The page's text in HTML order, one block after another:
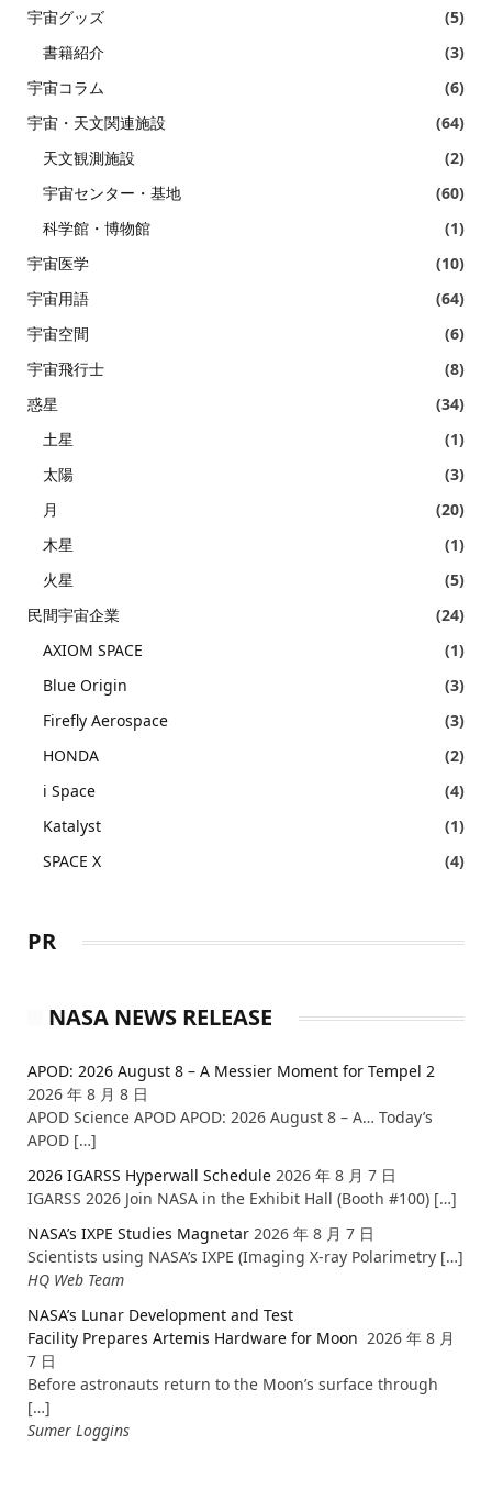
宇宙グッズ
(5)
書籍紹介
(3)
宇宙コラム
(6)
宇宙・天文関連施設
(64)
天文観測施設
(2)
宇宙センター・基地
(60)
科学館・博物館
(1)
宇宙医学
(10)
宇宙用語
(64)
宇宙空間
(6)
宇宙飛行士
(8)
惑星
(34)
土星
(1)
太陽
(3)
月
(20)
木星
(1)
火星
(5)
民間宇宙企業
(24)
AXIOM SPACE
(1)
Blue Origin
(3)
Firefly Aerospace
(3)
HONDA
(2)
i Space
(4)
Katalyst
(1)
SPACE X
(4)
PR
NASA NEWS RELEASE
APOD: 2026 August 8 – A Messier Moment for Tempel 2
2026 年 8 月 8 日
APOD Science APOD APOD: 2026 August 8 – A… Today’s
APOD […]
2026 IGARSS Hyperwall Schedule 2026 年 8 月 7 日
IGARSS 2026 Join NASA in the Exhibit Hall (Booth #100) […]
NASA’s IXPE Studies Magnetar 2026 年 8 月 7 日
Scientists using NASA’s IXPE (Imaging X-ray Polarimetry […]
HQ Web Team
NASA’s Lunar Development and Test
Facility Prepares Artemis Hardware for Moon 2026 年 8 月
7 日
Before astronauts return to the Moon’s surface through
[…]
Sumer Loggins